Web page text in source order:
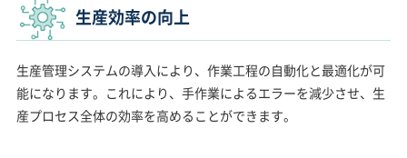
生産効率の向上
生産管理システムの導入により、作業工程の自動化と最適化が可
能になります。これにより、手作業によるエラーを減少させ、生
産プロセス全体の効率を高めることができます。